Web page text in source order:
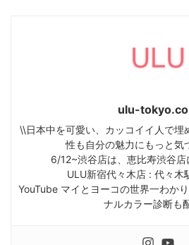
ulu-
\\日本中を可愛い、カッコイイ人で埋
性も自分の魅力にもっと気
6/12~渋谷店は、恵比寿渋谷店
ULU新宿代々木店 : 代々木
YouTube マイとヨーコの世界一わか
ナルカラー診断も